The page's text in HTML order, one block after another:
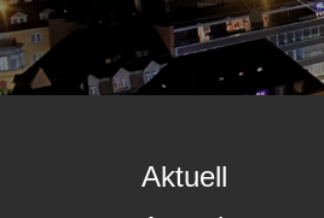
Aktuell